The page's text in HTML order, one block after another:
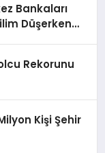
Bankaları
Düşerken
Rekorunu
Kişi Şehir